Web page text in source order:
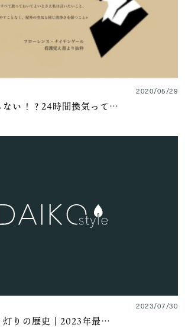
2020/05/29
ない！？24時間換気って…
2023/07/30
灯りの歴史｜2023年最…